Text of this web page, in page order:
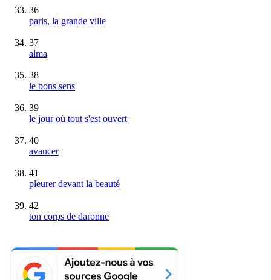
36
paris, la grande ville
37
alma
38
le bons sens
39
le jour où tout s'est ouvert
40
avancer
41
pleurer devant la beauté
42
ton corps de daronne